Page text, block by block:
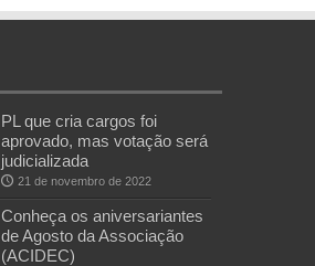
PL que cria cargos foi
aprovado, mas votação será
judicializada
21 de novembro de 2022
Conheça os aniversariantes
de Agosto da Associação
(ACIDEC)